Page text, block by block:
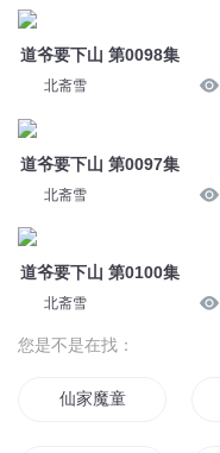
道爷要下山 第0098集
北斋雪
道爷要下山 第0097集
北斋雪
道爷要下山 第0100集
北斋雪
您是不是在找：
仙家魔童